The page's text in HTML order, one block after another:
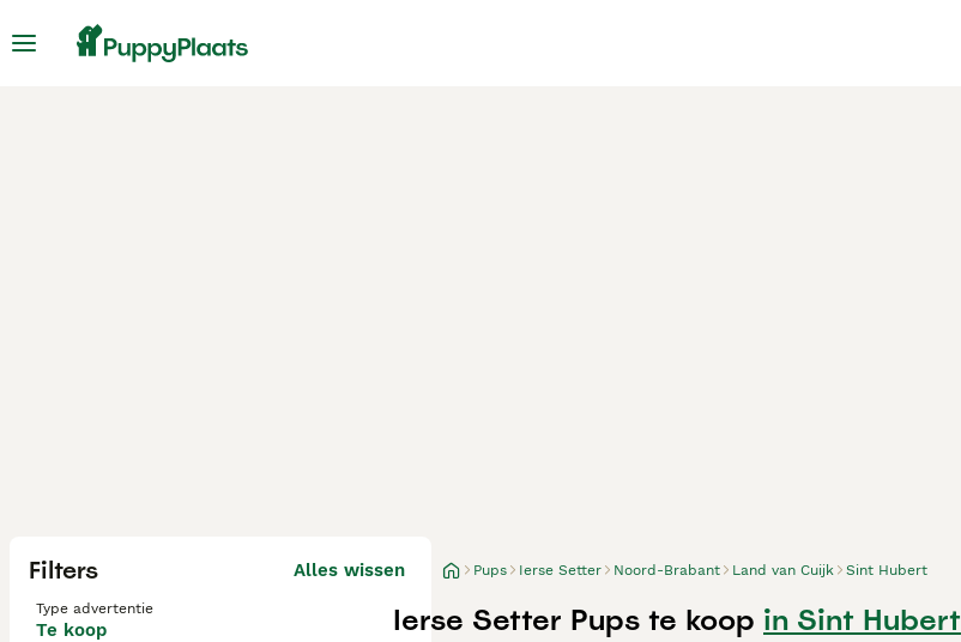
Filters Alles wissen
Type advertentie
Te koop
Pups Ierse Setter Noord-Brabant Land van Cuijk Sint Hubert
Ierse Setter Pups te koop in Sint Hubert